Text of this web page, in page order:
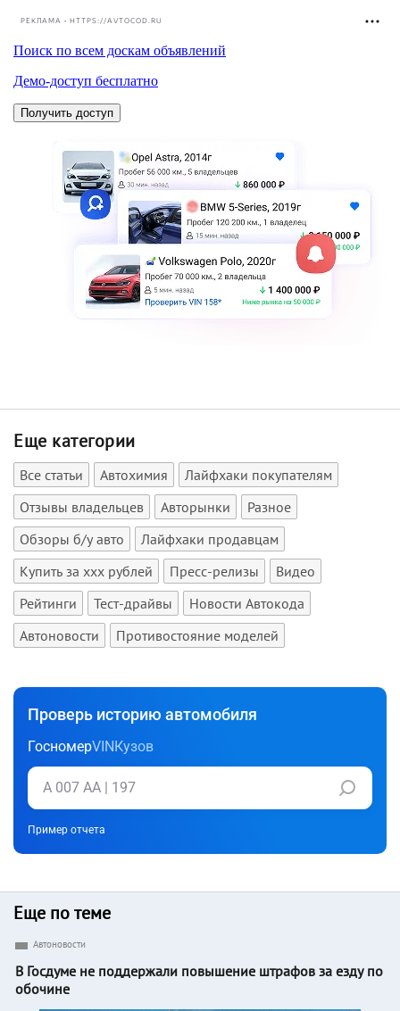
РЕКЛАМА • HTTPS://AVTOCOD.RU
Еще категории
Все статьи Автохимия
Лайфхаки покупателям
Отзывы владельцев
Авторынки
Разное
Обзоры б/у авто
Лайфхаки продавцам
Купить за xxx рублей
Пресс-релизы
Видео
Рейтинги
Тест-драйвы
Новости Автокода
Автоновости
Противостояние моделей
Проверь историю автомобиля
ГосномерVINКузов
Пример отчета
Еще по теме
Автоновости
В Госдуме не поддержали повышение штрафов за езду по
обочине